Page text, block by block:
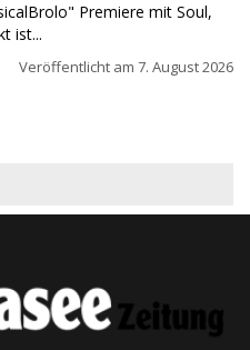
Premiere mit Soul,
ist...
Veröffentlicht am 7. August 2026